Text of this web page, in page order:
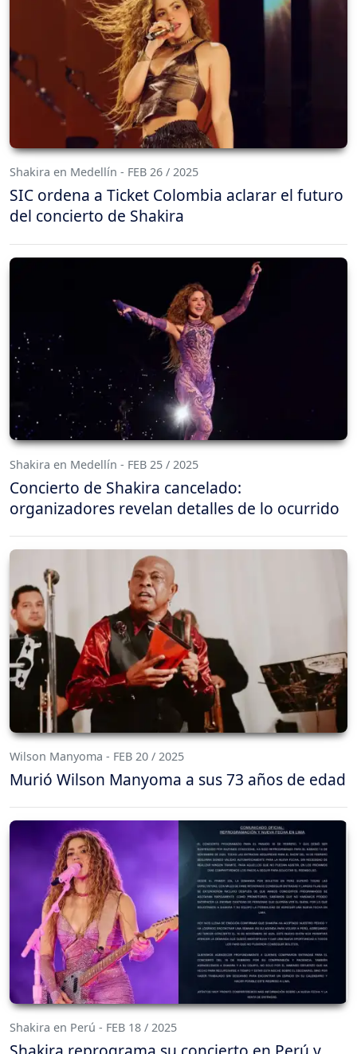
Shakira en Medellín - FEB 26 / 2025
SIC ordena a Ticket Colombia aclarar el futuro
del concierto de Shakira
Shakira en Medellín - FEB 25 / 2025
Concierto de Shakira cancelado:
organizadores revelan detalles de lo ocurrido
Wilson Manyoma - FEB 20 / 2025
Murió Wilson Manyoma a sus 73 años de edad
Shakira en Perú - FEB 18 / 2025